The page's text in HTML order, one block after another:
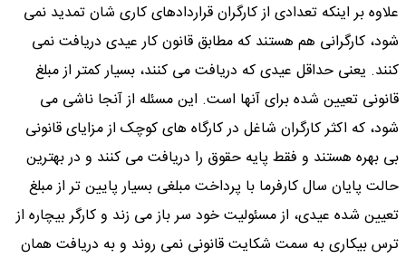
علاوه بر اینکه تعدادی از کارگران قراردادهای کاری شان تمدید نمی
شود، کارگرانی هم هستند که مطابق قانون کار عیدی دریافت نمی
کنند. یعنی حداقل عیدی که دریافت می کنند، بسیار کمتر از مبلغ
قانونی تعیین شده برای آنها است. این مسئله از آنجا ناشی می
شود، که اکثر کارگران شاغل در کارگاه های کوچک از مزایای قانونی
بی بهره هستند و فقط پایه حقوق را دریافت می کنند و در بهترین
حالت پایان سال کارفرما با پرداخت مبلغی بسیار پایین تر از مبلغ
تعیین شده عیدی، از مسئولیت خود سر باز می زند و کارگر بیچاره از
ترس بیکاری به سمت شکایت قانونی نمی روند و به دریافت همان